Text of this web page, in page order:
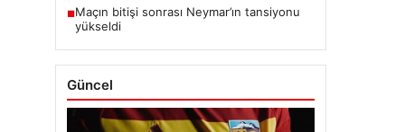
■Maçın bitişi sonrası Neymar’ın tansiyonu
yükseldi
Güncel